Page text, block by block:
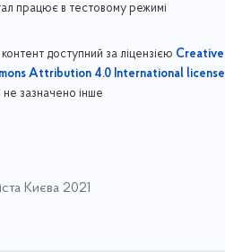
працює в тестовому режимі
доступний за ліцензією Creative
Attribution 4.0 International license
зазначено інше
Києва 2021